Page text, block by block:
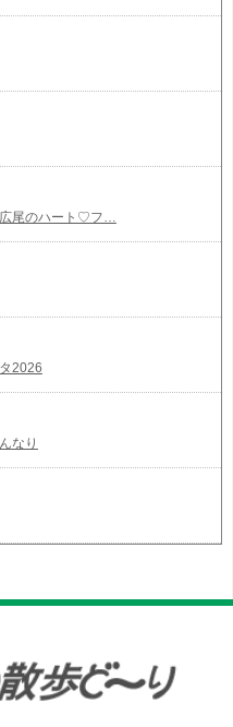
尾のハート♡フ…
2026
なり